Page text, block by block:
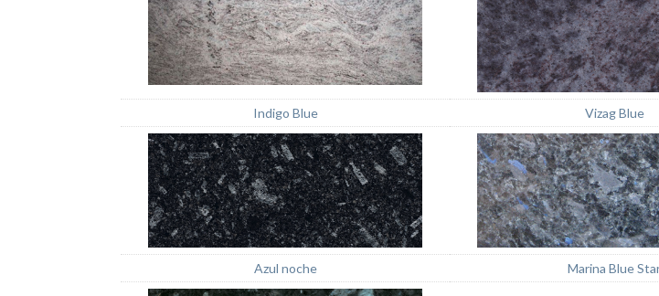
Indigo Blue Vizag Blue
Azul noche Marina Blue